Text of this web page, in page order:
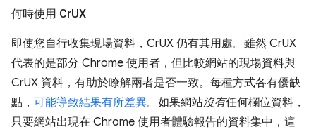
何時使用 CrUX
即使您自行收集現場資料，CrUX 仍有其用處。雖然 CrUX
代表的是部分 Chrome 使用者，但比較網站的現場資料與
CrUX 資料，有助於瞭解兩者是否一致。每種方式各有優缺
點， 可能導致結果有所差異。如果網站沒有任何欄位資料，
只要網站出現在 Chrome 使用者體驗報告的資料集中，這